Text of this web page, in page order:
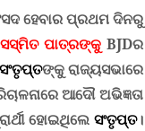
ହେବାର ପ୍ରଥମ ଦିନରୁ
ପାତ୍ରଙ୍କୁBJDର
ସଂତୃପ୍ତଙ୍କୁ ରାଜ୍ୟସଭାରେ
ଆଦୌ ଅଭିଜ୍ଞତା
ହୋଇଥିଲେସଂତୃପ୍ତ।